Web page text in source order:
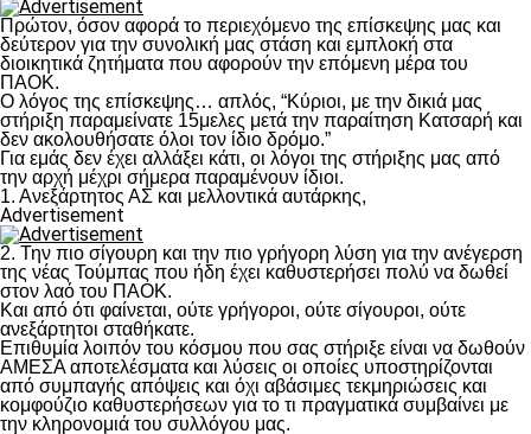
Πρώτον, όσον αφορά το περιεχόμενο της επίσκεψης μας και
δεύτερον για την συνολική μας στάση και εμπλοκή στα
διοικητικά ζητήματα που αφορούν την επόμενη μέρα του
ΠΑΟΚ.
Ο λόγος της επίσκεψης… απλός, “Κύριοι, με την δικιά μας
στήριξη παραμείνατε 15μελες μετά την παραίτηση Κατσαρή και
δεν ακολουθήσατε όλοι τον ίδιο δρόμο.”
Για εμάς δεν έχει αλλάξει κάτι, οι λόγοι της στήριξης μας από
την αρχή μέχρι σήμερα παραμένουν ίδιοι.
1. Ανεξάρτητος ΑΣ και μελλοντικά αυτάρκης,
Advertisement
2. Την πιο σίγουρη και την πιο γρήγορη λύση για την ανέγερση
της νέας Τούμπας που ήδη έχει καθυστερήσει πολύ να δωθεί
στον λαό του ΠΑΟΚ.
Και από ότι φαίνεται, ούτε γρήγοροι, ούτε σίγουροι, ούτε
ανεξάρτητοι σταθήκατε.
Επιθυμία λοιπόν του κόσμου που σας στήριξε είναι να δωθούν
ΑΜΕΣΑ αποτελέσματα και λύσεις οι οποίες υποστηρίζονται
από συμπαγής απόψεις και όχι αβάσιμες τεκμηριώσεις και
κομφούζιο καθυστερήσεων για το τι πραγματικά συμβαίνει με
την κληρονομιά του συλλόγου μας.